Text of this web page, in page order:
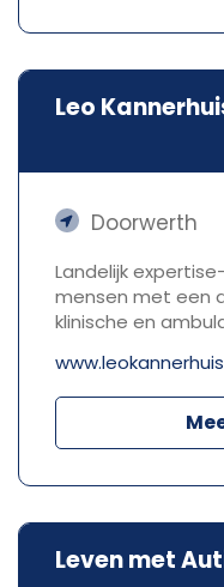
Leo
Doorwerth
Landelijk
mensen met een
klinische en
Leven met